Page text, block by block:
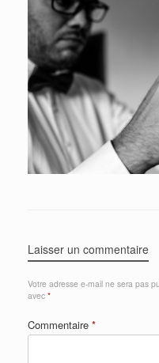
Laisser un commentaire
Votre adresse e-mail ne sera pas
avec *
Commentaire *